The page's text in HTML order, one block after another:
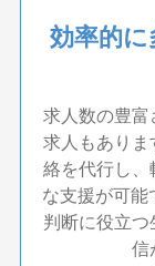
効率的に
求人数の豊富
求人もありま
絡を代行し、
な支援が可能
判断に役立つ
信